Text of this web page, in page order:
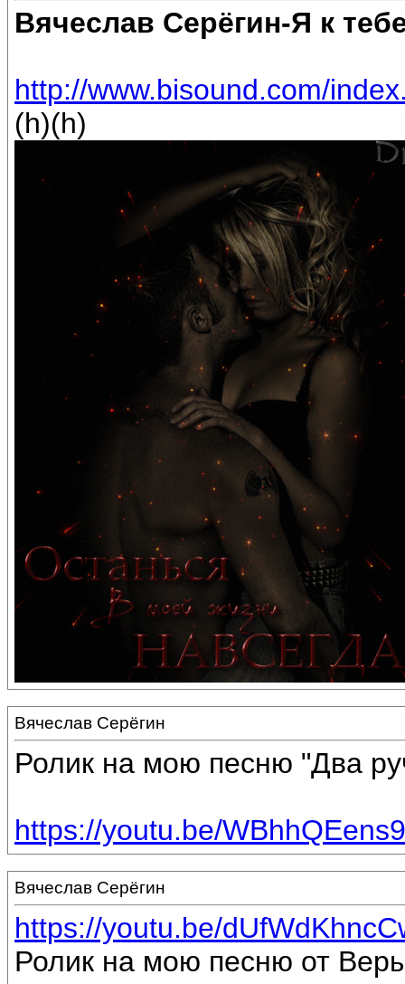
Вячеслав Серёгин-Я к
http://www.bisound.com/
(h)(h)
Вячеслав Серёгин
Ролик на мою песню "Два
https://youtu.be/
Вячеслав Серёгин
https://youtu.be/
Ролик на мою песню от